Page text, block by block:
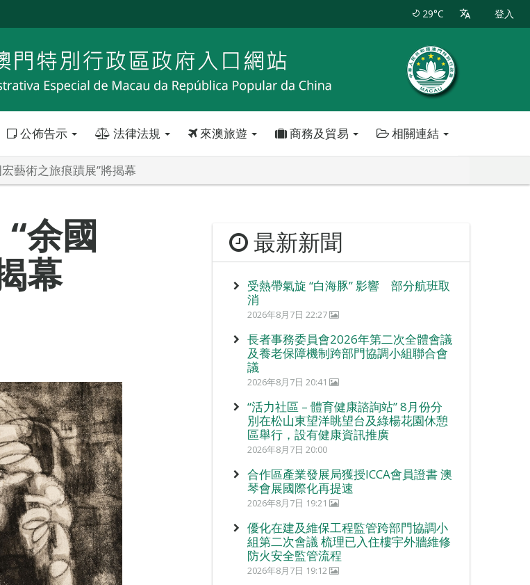
29°C 登入
公佈告示 法律法規 來澳旅遊 商務及貿易 相關連結
藝術之旅痕蹟展”將揭幕
余國
幕
最新新聞
受熱帶氣旋 “白海豚” 影響 部分航班取
消
2026年8月7日 22:27
長者事務委員會2026年第二次全體會議
及養老保障機制跨部門協調小組聯合會
議
2026年8月7日 20:41
“活力社區 – 體育健康諮詢站” 8月份分
別在松山東望洋眺望台及綠楊花園休憩
區舉行，設有健康資訊推廣
2026年8月7日 20:00
合作區產業發展局獲授ICCA會員證書 澳
琴會展國際化再提速
2026年8月7日 19:21
優化在建及維保工程監管跨部門協調小
組第二次會議 梳理已入住樓宇外牆維修
防火安全監管流程
2026年8月7日 19:12